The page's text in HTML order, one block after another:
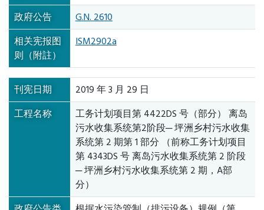
政府公告
G.N. 2610
相关宪报图
则（附註）
ISM2902a
刊宪日期
2019 年 3 月 29 日
工程名称
工务计划项目第 4422DS 号（部分） 离岛
污水收集系统第2阶段─ 坪洲乡村污水收集
系统第 2 期第 1 部分 （前称工务计划项目
第 4343DS 号 离岛污水收集系统第 2 阶段
─ 坪洲乡村污水收集系统第 2 期，A部
分）